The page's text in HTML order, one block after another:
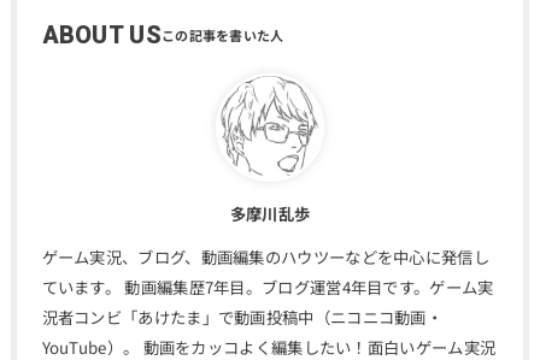
ABOUT US
多摩川乱歩
ゲーム実況、ブログ、動画編集のハウツーなどを中心に発信し
ています。 動画編集歴7年目。ブログ運営4年目です。ゲーム実
況者コンビ「あけたま」で動画投稿中（ニコニコ動画・
YouTube）。 動画をカッコよく編集したい！面白いゲーム実況